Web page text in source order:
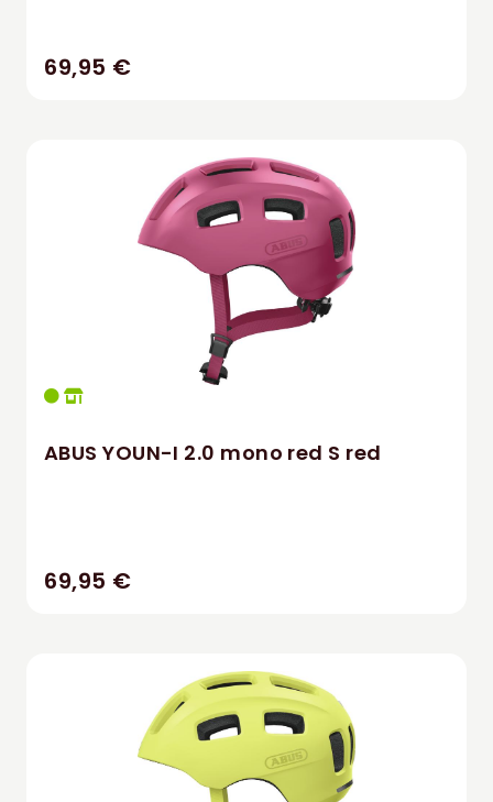
69,95 €
ABUS YOUN-I 2.0 mono red S red
69,95 €